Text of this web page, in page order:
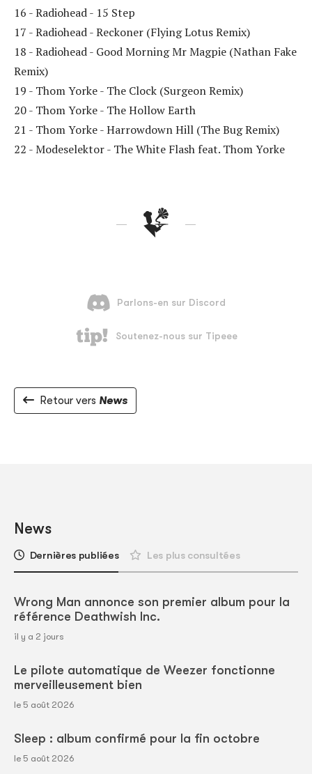
16 - Radiohead - 15 Step
17 - Radiohead - Reckoner (Flying Lotus Remix)
18 - Radiohead - Good Morning Mr Magpie (Nathan Fake
Remix)
19 - Thom Yorke - The Clock (Surgeon Remix)
20 - Thom Yorke - The Hollow Earth
21 - Thom Yorke - Harrowdown Hill (The Bug Remix)
22 - Modeselektor - The White Flash feat. Thom Yorke
Retour vers News
News
Dernières publiées Les plus consultées
Wrong Man annonce son premier album pour la
référence Deathwish Inc.
il y a 2 jours
Le pilote automatique de Weezer fonctionne
merveilleusement bien
le 5 août 2026
Sleep : album confirmé pour la fin octobre
le 5 août 2026